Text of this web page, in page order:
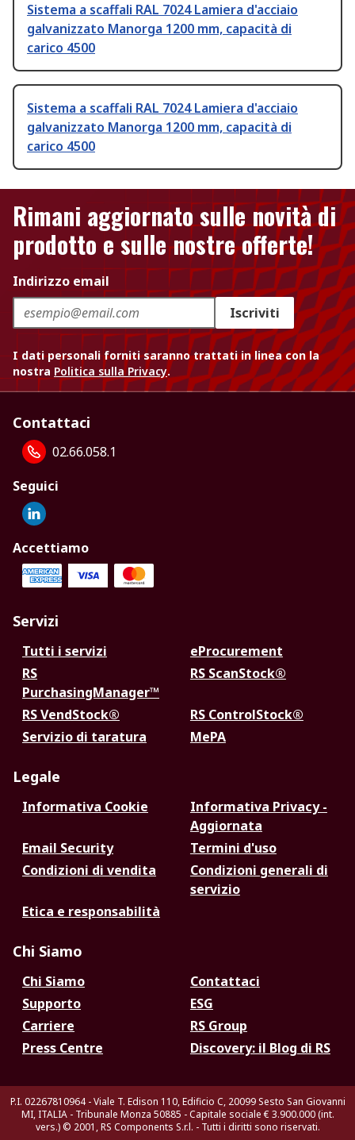
Sistema a scaffali RAL 7024 Lamiera d'acciaio
galvanizzato Manorga 1200 mm, capacità di
carico 4500
Sistema a scaffali RAL 7024 Lamiera d'acciaio
galvanizzato Manorga 1200 mm, capacità di
carico 4500
Rimani aggiornato sulle novità di
prodotto e sulle nostre offerte!
Indirizzo email
Iscriviti
I dati personali forniti saranno trattati in linea con la
nostra Politica sulla Privacy.
Contattaci
02.66.058.1
Seguici
Accettiamo
Servizi
Tutti i servizi
eProcurement
RS
PurchasingManager™
RS ScanStock®
RS VendStock®
RS ControlStock®
Servizio di taratura
MePA
Legale
Informativa Cookie
Informativa Privacy -
Aggiornata
Email Security
Termini d'uso
Condizioni di vendita
Condizioni generali di
servizio
Etica e responsabilità
Chi Siamo
Chi Siamo
Contattaci
Supporto
ESG
Carriere
RS Group
Press Centre
Discovery: il Blog di RS
P.I. 02267810964 - Viale T. Edison 110, Edificio C, 20099 Sesto San Giovanni
MI, ITALIA - Tribunale Monza 50885 - Capitale sociale € 3.900.000 (int.
vers.) © 2001, RS Components S.r.l. - Tutti i diritti sono riservati.